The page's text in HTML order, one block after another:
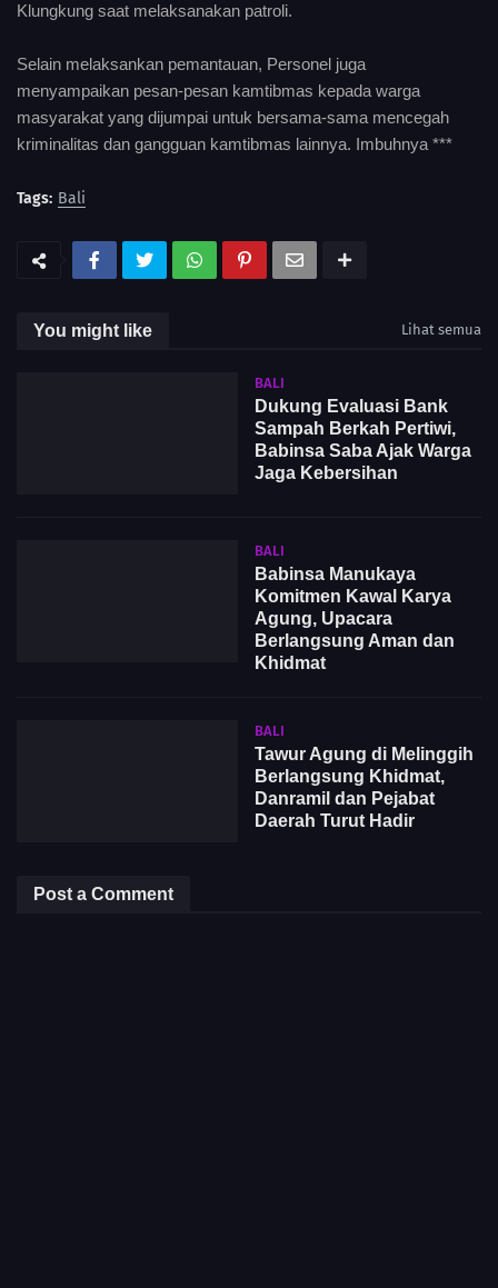
Klungkung saat melaksanakan patroli.
Selain melaksankan pemantauan, Personel juga
menyampaikan pesan-pesan kamtibmas kepada warga
masyarakat yang dijumpai untuk bersama-sama mencegah
kriminalitas dan gangguan kamtibmas lainnya. Imbuhnya ***
Tags: Bali
You might like Lihat semua
BALI
Dukung Evaluasi Bank
Sampah Berkah Pertiwi,
Babinsa Saba Ajak Warga
Jaga Kebersihan
BALI
Babinsa Manukaya
Komitmen Kawal Karya
Agung, Upacara
Berlangsung Aman dan
Khidmat
BALI
Tawur Agung di Melinggih
Berlangsung Khidmat,
Danramil dan Pejabat
Daerah Turut Hadir
Post a Comment